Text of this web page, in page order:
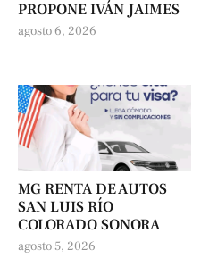
PROPONE IVÁN JAIMES
agosto 6, 2026
MG RENTA DE AUTOS
SAN LUIS RÍO
COLORADO SONORA
agosto 5, 2026